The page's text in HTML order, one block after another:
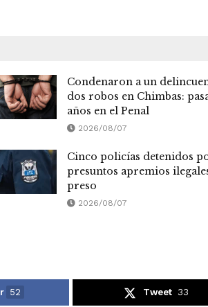
Condenaron a un
dos robos en Chimbas:
años en el Penal
2026/08/07
Cinco policías detenidos
presuntos apremios
preso
2026/08/07
52 Tweet 33